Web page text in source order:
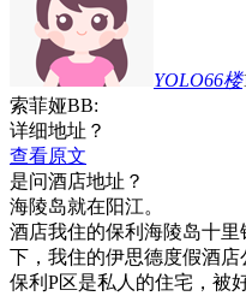
YOLO66楼
索菲娅BB:
详细地址？
查看原文
是问酒店地址？
海陵岛就在阳江。
酒店我住的保利海陵岛十
下，我住的伊思德度假酒店
保利P区是私人的住宅，被